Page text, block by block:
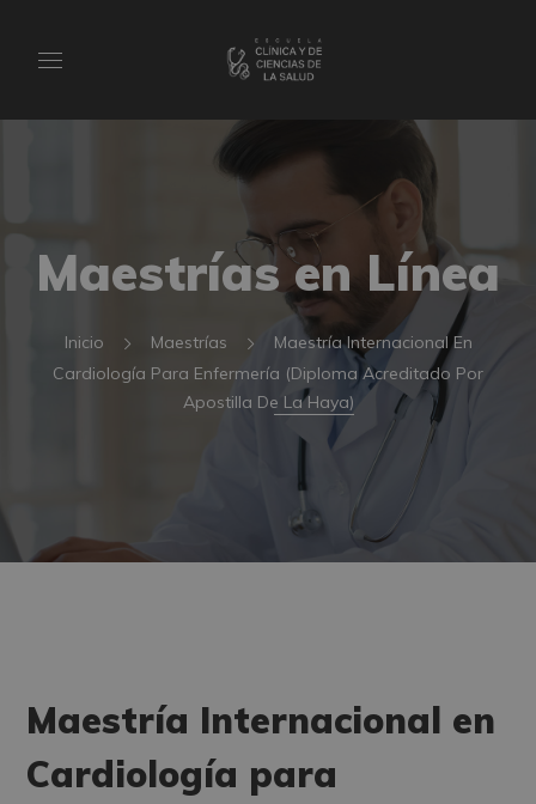
Maestrías en Línea
Inicio Maestrías
Maestría Internacional En
Cardiología Para Enfermería (Diploma Acreditado Por
Apostilla De La Haya)
Maestría Internacional en
Cardiología para